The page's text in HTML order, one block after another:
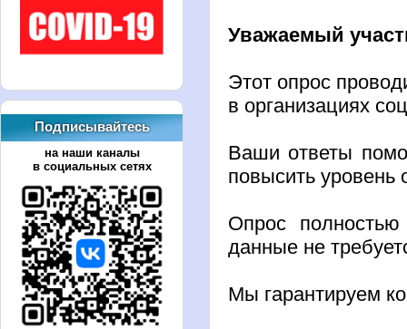
Подписывайтесь
на наши каналы
в социальных сетях
Уважаемый
Этот опрос
в организациях
Ваши ответы
повысить
Опрос
данные не
Мы гарантируем